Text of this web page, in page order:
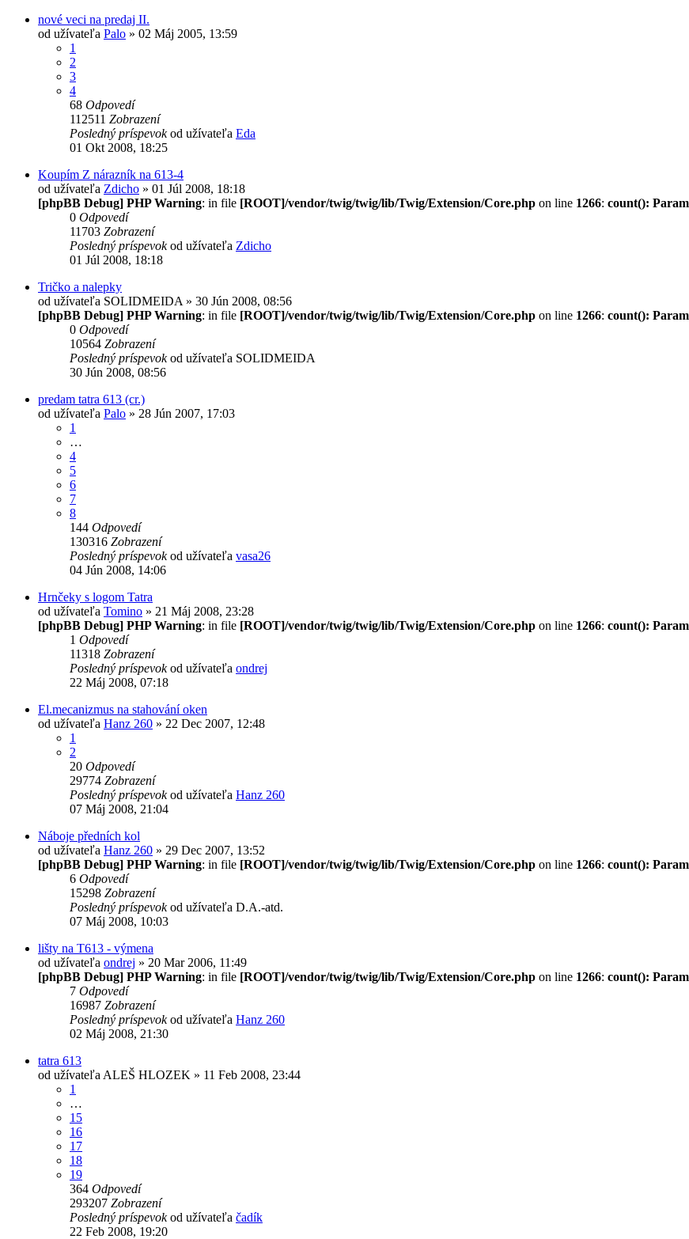
nové veci na predaj II.
od užívateľa Palo » 02 Máj 2005, 13:59
1
2
3
4
68 Odpovedí
112511 Zobrazení
Posledný príspevokod užívateľa Eda
01 Okt 2008, 18:25
Koupím Z nárazník na 613-4
od užívateľa Zdicho » 01 Júl 2008, 18:18
[phpBB Debug] PHP Warning: in file [ROOT]/vendor/twig/twig/lib/Twig/Extension/Core.php on line 1266: count():
0 Odpovedí
11703 Zobrazení
Posledný príspevokod užívateľa Zdicho
01 Júl 2008, 18:18
Tričko a nalepky
od užívateľa SOLIDMEIDA » 30 Jún 2008, 08:56
[phpBB Debug] PHP Warning: in file [ROOT]/vendor/twig/twig/lib/Twig/Extension/Core.php on line 1266: count():
0 Odpovedí
10564 Zobrazení
Posledný príspevokod užívateľa SOLIDMEIDA
30 Jún 2008, 08:56
predam tatra 613 (cr.)
od užívateľa Palo » 28 Jún 2007, 17:03
1
…
4
5
6
7
8
144 Odpovedí
130316 Zobrazení
Posledný príspevokod užívateľa vasa26
04 Jún 2008, 14:06
Hrnčeky s logom Tatra
od užívateľa Tomino » 21 Máj 2008, 23:28
[phpBB Debug] PHP Warning: in file [ROOT]/vendor/twig/twig/lib/Twig/Extension/Core.php on line 1266: count():
1 Odpovedí
11318 Zobrazení
Posledný príspevokod užívateľa ondrej
22 Máj 2008, 07:18
El.mecanizmus na stahování oken
od užívateľa Hanz 260 » 22 Dec 2007, 12:48
1
2
20 Odpovedí
29774 Zobrazení
Posledný príspevokod užívateľa Hanz 260
07 Máj 2008, 21:04
Náboje předních kol
od užívateľa Hanz 260 » 29 Dec 2007, 13:52
[phpBB Debug] PHP Warning: in file [ROOT]/vendor/twig/twig/lib/Twig/Extension/Core.php on line 1266: count():
6 Odpovedí
15298 Zobrazení
Posledný príspevokod užívateľa D.A.-atd.
07 Máj 2008, 10:03
lišty na T613 - výmena
od užívateľa ondrej » 20 Mar 2006, 11:49
[phpBB Debug] PHP Warning: in file [ROOT]/vendor/twig/twig/lib/Twig/Extension/Core.php on line 1266: count():
7 Odpovedí
16987 Zobrazení
Posledný príspevokod užívateľa Hanz 260
02 Máj 2008, 21:30
tatra 613
od užívateľa ALEŠ HLOZEK » 11 Feb 2008, 23:44
1
…
15
16
17
18
19
364 Odpovedí
293207 Zobrazení
Posledný príspevokod užívateľa čadík
22 Feb 2008, 19:20